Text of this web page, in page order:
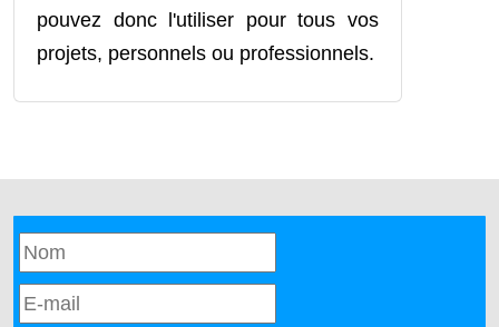
pouvez donc l'utiliser pour tous vos
projets, personnels ou professionnels.